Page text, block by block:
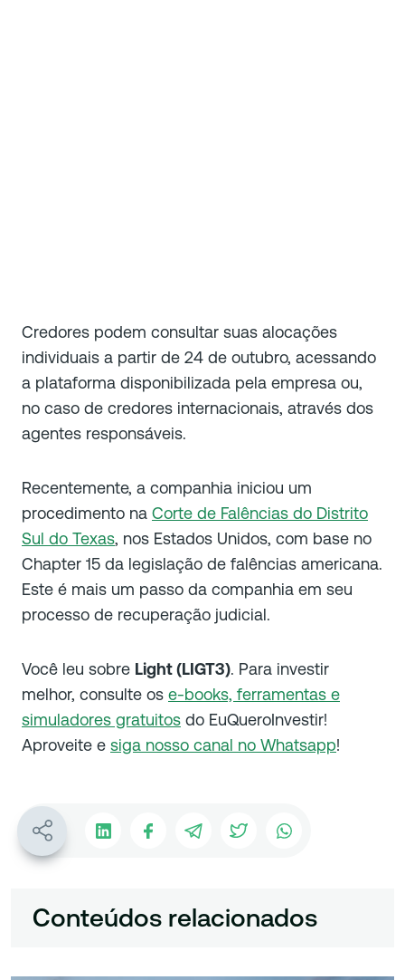
Credores podem consultar suas alocações
individuais a partir de 24 de outubro, acessando
a plataforma disponibilizada pela empresa ou,
no caso de credores internacionais, através dos
agentes responsáveis.
Recentemente, a companhia iniciou um
procedimento na Corte de Falências do Distrito
Sul do Texas, nos Estados Unidos, com base no
Chapter 15 da legislação de falências americana.
Este é mais um passo da companhia em seu
processo de recuperação judicial.
Você leu sobre Light (LIGT3). Para investir
melhor, consulte os e-books, ferramentas e
simuladores gratuitos do EuQueroInvestir!
Aproveite e siga nosso canal no Whatsapp!
Conteúdos relacionados